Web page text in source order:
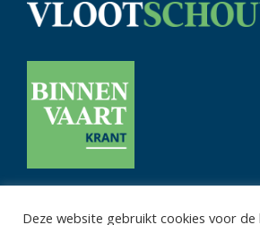
Deze website gebruikt cookies voor